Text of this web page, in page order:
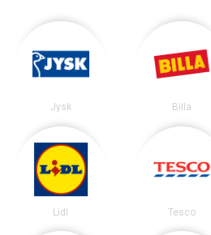
Jysk Billa
Lidl Tesco